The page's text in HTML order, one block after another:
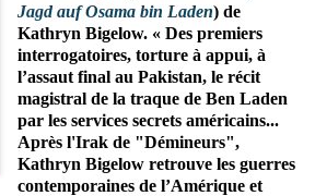
Jagd auf Osama bin Laden) de
Kathryn Bigelow. « Des premiers
interrogatoires, torture à appui, à
l’assaut final au Pakistan, le récit
magistral de la traque de Ben Laden
par les services secrets américains...
Après l'Irak de "Démineurs",
Kathryn Bigelow retrouve les guerres
contemporaines de l’Amérique et